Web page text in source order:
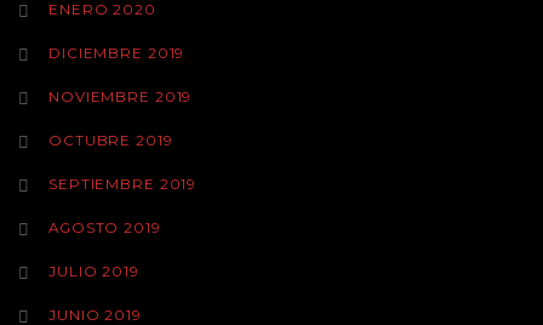
ENERO 2020
DICIEMBRE 2019
NOVIEMBRE 2019
OCTUBRE 2019
SEPTIEMBRE 2019
AGOSTO 2019
JULIO 2019
JUNIO 2019